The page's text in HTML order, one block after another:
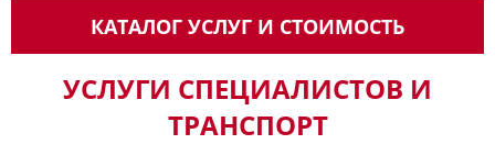
КАТАЛОГ УСЛУГ И СТОИМОСТЬ
УСЛУГИ СПЕЦИАЛИСТОВ И
ТРАНСПОРТ